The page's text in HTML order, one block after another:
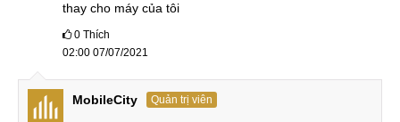
thay cho máy của tôi
0 Thích
02:00 07/07/2021
MobileCity Quản trị viên